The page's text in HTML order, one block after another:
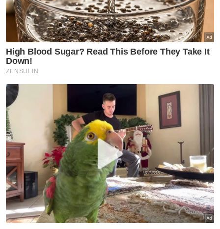
Antara suspek yang diberkas menerusi Operasi Bersepadu
Khazanah (OBK) dekat dua lokasi di Rompin, Pahang pada
Khamis.
Katanya, keseluruhan rampasan yang
dijalankan ketika operasi berkenaan
dianggarkan bernilai lebih RM228,000.
"Antara yang dirampas adalah beg berisi
rangka kepala harimau belang selain sebuah
lagi beg mengandungi tulang-tulang.